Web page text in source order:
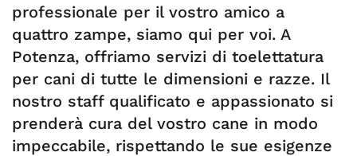
professionale per il vostro amico a
quattro zampe, siamo qui per voi. A
Potenza, offriamo servizi di toelettatura
per cani di tutte le dimensioni e razze. Il
nostro staff qualificato e appassionato si
prenderà cura del vostro cane in modo
impeccabile, rispettando le sue esigenze